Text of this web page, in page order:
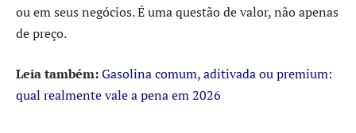
ou em seus negócios. É uma questão de valor, não apenas
de preço.
Leia também:Gasolina comum, aditivada ou premium:
qual realmente vale a pena em 2026